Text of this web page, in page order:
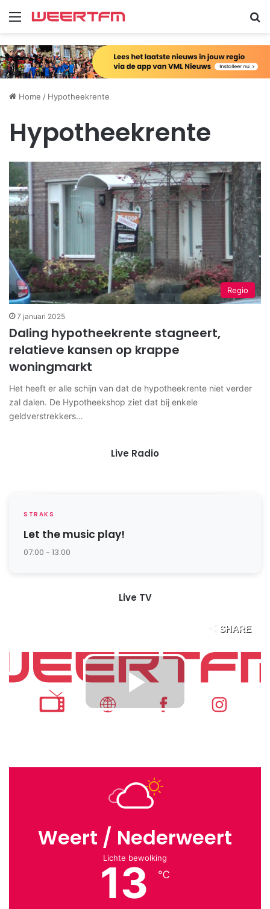
Menu
Home / Hypotheekrente
Hypotheekrente
Regio
7 januari 2025
Daling hypotheekrente stagneert,
relatieve kansen op krappe
woningmarkt
Het heeft er alle schijn van dat de hypotheekrente niet verder
zal dalen. De Hypotheekshop ziet dat bij enkele
geldverstrekkers…
Live Radio
STRAKS
Let the music play!
07:00 - 13:00
Live TV
Weert / Nederweert
Lichte bewolking
13 ℃